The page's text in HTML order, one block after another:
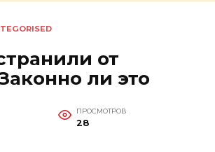
от
ли это
ПРОСМОТРОВ
28